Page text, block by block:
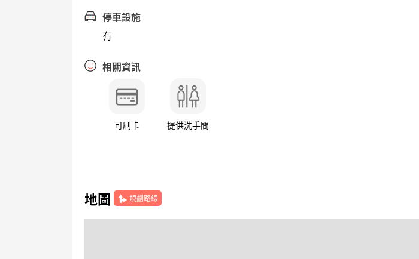
停車設施
有
相關資訊
可刷卡 提供洗手間
地圖 規劃路線